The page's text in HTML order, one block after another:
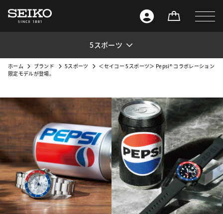
5スポーツ
ホーム ブランド 5スポーツ
＜セイコー 5スポーツ＞ Pepsi® コラボレーション
限定モデルが登場。